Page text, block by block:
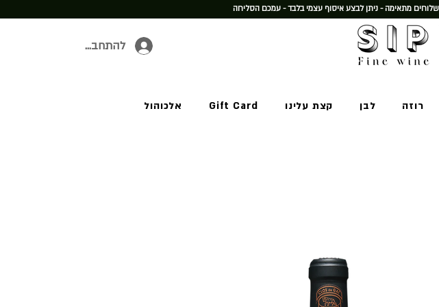
מתאימה - ניתן לבצע איסוף עצמי בלבד - עמכם הסליחה
להתחברות
רוזה לבן קצת עלינו Gift Card אלכוהול